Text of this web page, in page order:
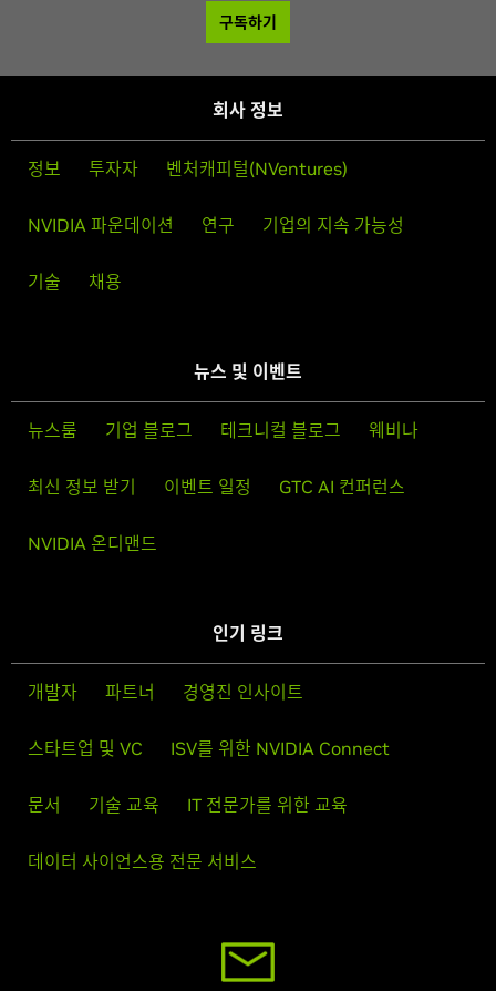
구독하기
회사 정보
정보 투자자 벤처캐피털(NVentures)
NVIDIA 파운데이션 연구 기업의 지속 가능성
기술 채용
뉴스 및 이벤트
뉴스룸 기업 블로그 테크니컬 블로그 웨비나
최신 정보 받기 이벤트 일정 GTC AI 컨퍼런스
NVIDIA 온디맨드
인기 링크
개발자 파트너 경영진 인사이트
스타트업 및 VC ISV를 위한 NVIDIA Connect
문서 기술 교육 IT 전문가를 위한 교육
데이터 사이언스용 전문 서비스